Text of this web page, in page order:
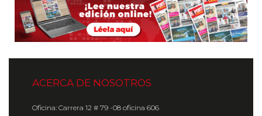
ACERCA DE NOSOTROS
Oficina: Carrera 12 # 79 -08 oficina 606